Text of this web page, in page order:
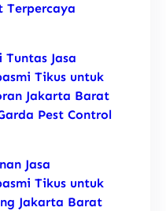
Terpercaya
Tuntas Jasa
Tikus untuk
Jakarta Barat
Pest Control
Jasa
Tikus untuk
Jakarta Barat